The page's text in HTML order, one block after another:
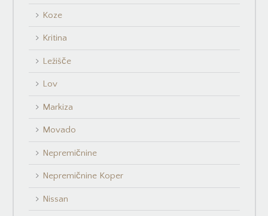
Koze
Kritina
Ležišče
Lov
Markiza
Movado
Nepremičnine
Nepremičnine Koper
Nissan